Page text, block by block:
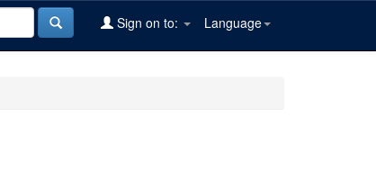
Language
Sign on to: